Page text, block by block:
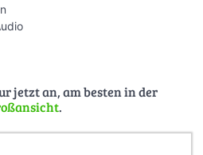
jetzt an, am besten in der
.